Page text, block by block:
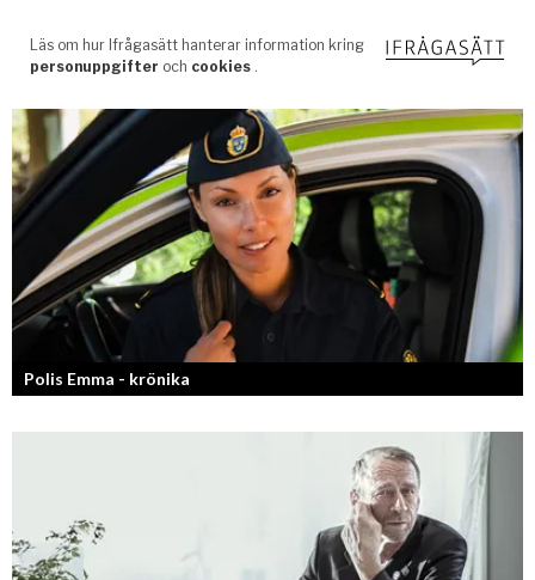
Polis Emma - krönika
Kan jag snälla få prata med dig igen, för du va så bra att prata med.